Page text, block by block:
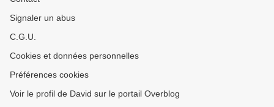
Signaler un abus
C.G.U.
Cookies et données personnelles
Préférences cookies
Voir le profil de David sur le portail Overblog